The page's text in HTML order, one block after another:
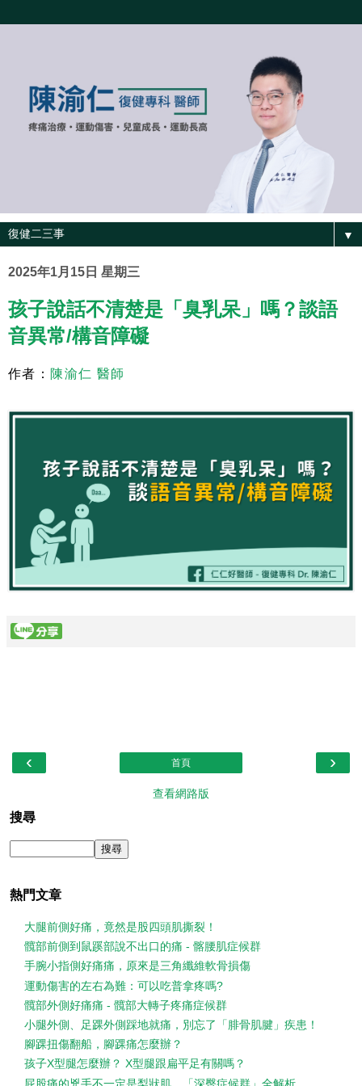
▼
2025年1月15日 星期三
孩子說話不清楚是「臭乳呆」嗎？談語
音異常/構音障礙
作者： 陳渝仁 醫師
‹ ›
首頁
查看網路版
搜尋
熱門文章
大腿前側好痛，竟然是股四頭肌撕裂！
髖部前側到鼠蹊部說不出口的痛 - 髂腰肌症候群
手腕小指側好痛痛，原來是三角纖維軟骨損傷
運動傷害的左右為難：可以吃普拿疼嗎?
髖部外側好痛痛 - 髖部大轉子疼痛症候群
小腿外側、足踝外側踩地就痛，別忘了「腓骨肌腱」疾患！
腳踝扭傷翻船，腳踝痛怎麼辦？
孩子X型腿怎麼辦？ X型腿跟扁平足有關嗎？
屁股痛的兇手不一定是梨狀肌，「深臀症候群」全解析